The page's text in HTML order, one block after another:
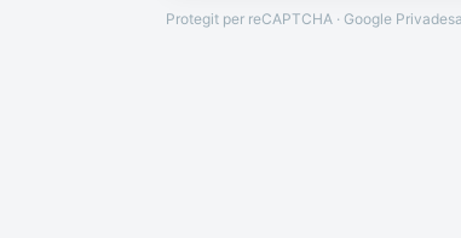
Protegit per reCAPTCHA · Google Privadesa